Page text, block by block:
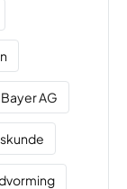
Bayer AG